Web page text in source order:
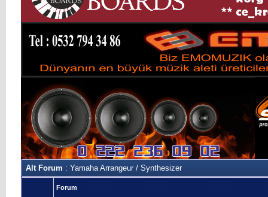
Alt Forum : Yamaha Arrangeur / Synthesizer
Forum